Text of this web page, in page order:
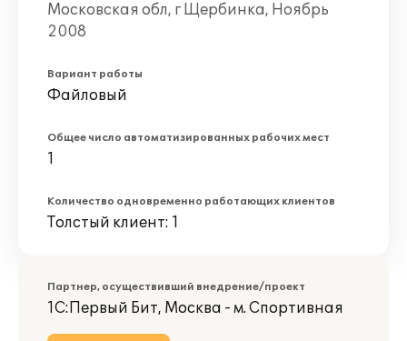
Московская обл, г Щербинка, Ноябрь
2008
Вариант работы
Файловый
Общее число автоматизированных рабочих мест
1
Количество одновременно работающих клиентов
Толстый клиент: 1
Партнер, осуществивший внедрение/проект
1С:Первый Бит, Москва - м. Спортивная